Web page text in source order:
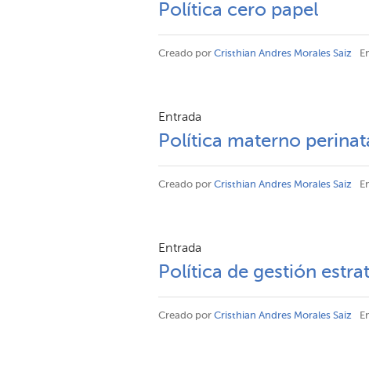
Política cero papel
Creado por Cristhian Andres Morales Saiz
Entrada
Política materno
Creado por Cristhian Andres Morales Saiz
Entrada
Política de gestión
Creado por Cristhian Andres Morales Saiz